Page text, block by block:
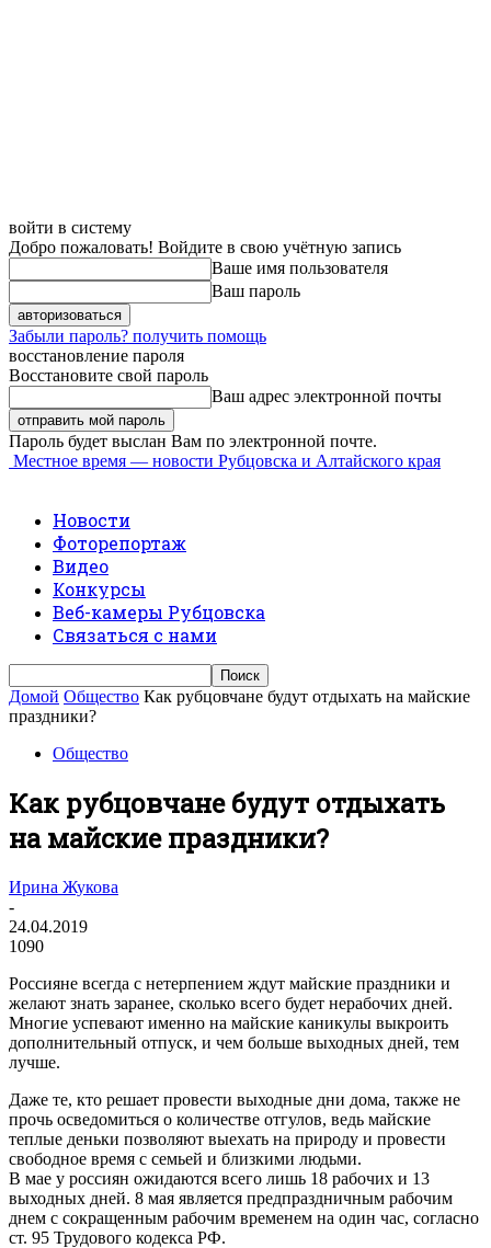
войти в систему
Добро пожаловать! Войдите в свою учётную запись
Ваше имя пользователя
Ваш пароль
Забыли пароль? получить помощь
восстановление пароля
Восстановите свой пароль
Ваш адрес электронной почты
Пароль будет выслан Вам по электронной почте.
Местное время — новости Рубцовска и Алтайского края
Новости
Фоторепортаж
Видео
Конкурсы
Веб-камеры Рубцовска
Связаться с нами
Домой Общество Как рубцовчане будут отдыхать на майские
праздники?
Общество
Как рубцовчане будут отдыхать
на майские праздники?
Ирина Жукова
-
24.04.2019
1090
Россияне всегда с нетерпением ждут майские праздники и
желают знать заранее, сколько всего будет нерабочих дней.
Многие успевают именно на майские каникулы выкроить
дополнительный отпуск, и чем больше выходных дней, тем
лучше.
Даже те, кто решает провести выходные дни дома, также не
прочь осведомиться о количестве отгулов, ведь майские
теплые деньки позволяют выехать на природу и провести
свободное время с семьей и близкими людьми.
В мае у россиян ожидаются всего лишь 18 рабочих и 13
выходных дней. 8 мая является предпраздничным рабочим
днем с сокращенным рабочим временем на один час, согласно
ст. 95 Трудового кодекса РФ.